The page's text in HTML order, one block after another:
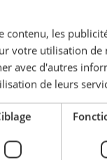
— commandez avant
:
0,0401 €
128A
77 82
les
votre utilisation de
avec d'autres
de leurs